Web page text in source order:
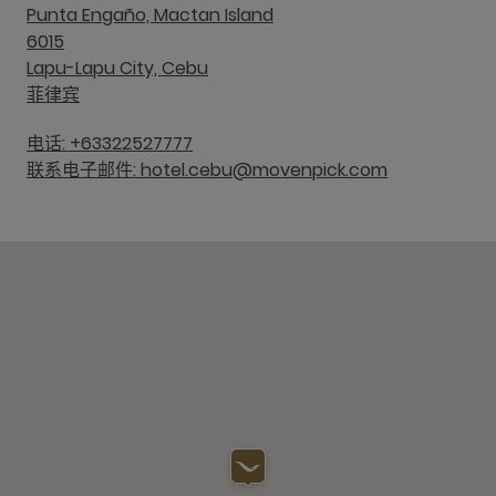
Punta Engaño, Mactan Island
6015
Lapu-Lapu City, Cebu
菲律宾
电话: +63322527777
联系电子邮件: hotel.cebu@movenpick.com